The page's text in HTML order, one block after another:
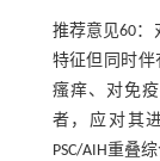
推荐意见60：
特征但同时伴
瘙痒、对免
者，应对其
PSC/AIH重叠